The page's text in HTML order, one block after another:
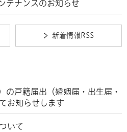
テナンスのお知らせ
新着情報RSS
の戸籍届出（婚姻届・出生届・
お知らせします
いて